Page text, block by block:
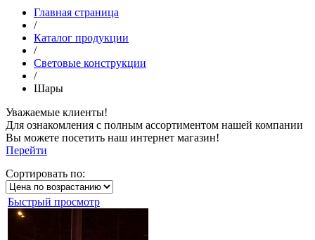
Главная страница
/
Каталог продукции
/
Световые конструкции
/
Шары
Уважаемые клиенты!
Для ознакомления с полным ассортиментом нашей компании
Вы можете посетить наш интернет магазин!
Перейти
Сортировать по:
Быстрый просмотр